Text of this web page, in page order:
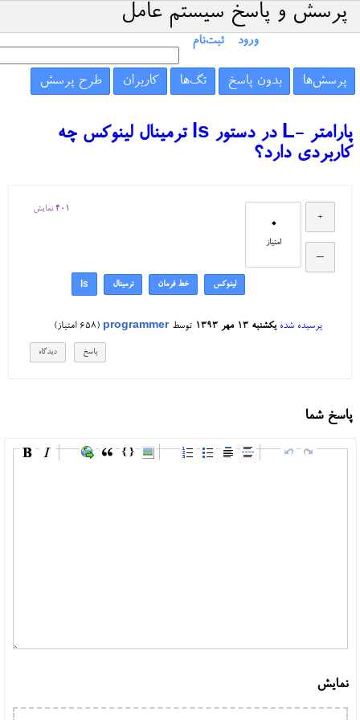
پرسش و پاسخ سیستم عامل
ورود ثبت‌نام
پرسش‌ها بدون پاسخ تگ‌ها کاربران طرح پرسش
پارامتر -L در دستور ls ترمینال لینوکس چه
کاربردی دارد؟
0
امتیاز
401 نمایش
لینوکس خط فرمان ترمینال ls
پرسیده شده یکشنبه ۱۳ مهر ۱۳۹۳ توسطprogrammer
(
658 امتیاز)
پاسخ شما
نمایش